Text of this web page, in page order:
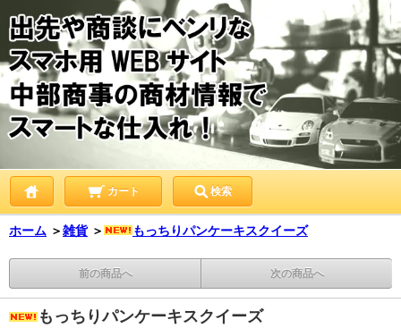
カート 検索
ホーム ＞雑貨 ＞ もっちりパンケーキスクイーズ
前の商品へ 次の商品へ
もっちりパンケーキスクイーズ